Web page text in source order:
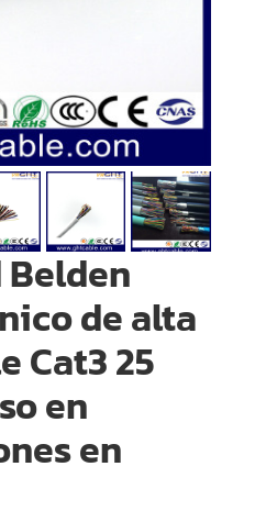
Belden
de alta
Cat3 25
en
en